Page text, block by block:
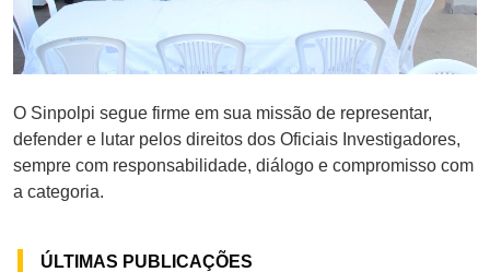
O Sinpolpi segue firme em sua missão de representar,
defender e lutar pelos direitos dos Oficiais Investigadores,
sempre com responsabilidade, diálogo e compromisso com
a categoria.
ÚLTIMAS PUBLICAÇÕES